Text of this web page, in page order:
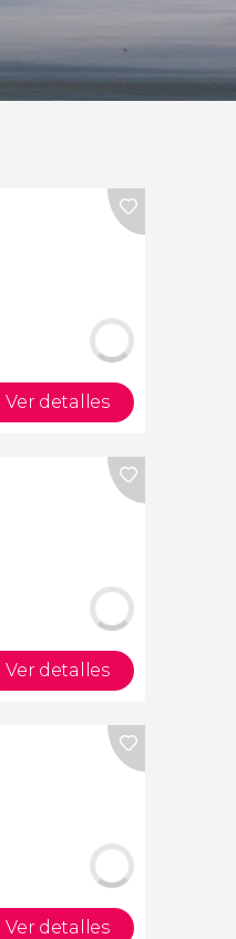
Ver detalles
Ver detalles
Ver detalles